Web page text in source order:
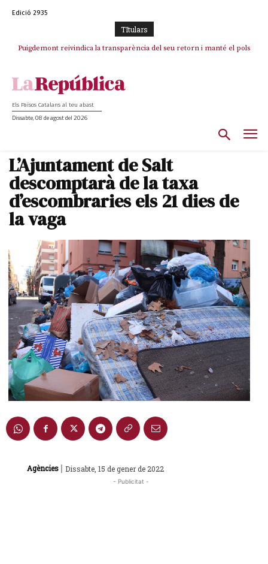
Edició 2935
TItulars
Puigdemont reivindica la transparència del seu retorn i manté el pols
Portugal acusa Espanya de provocar un “efecte crida” massiu per la seva
Els Països Catalans al teu abast
Dissabte, 08 de agost del 2026
L’Ajuntament de Salt
descomptarà de la taxa
d’escombraries els 21 dies de
la vaga
Agències | Dissabte, 15 de gener de 2022
- Publicitat -